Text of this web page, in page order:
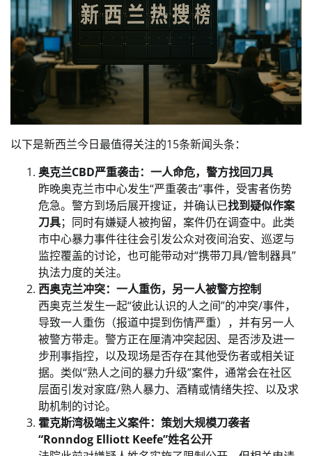
以下是新西兰今日最值得关注的15条新闻头条：
奥克兰CBD严重袭击：一人命危，警方找回刀具
昨晚奥克兰市中心发生“严重袭击”事件，受害者伤势
危急。警方到场后展开搜证，并确认已找到疑似作案
刀具；同时有嫌疑人被拘留，案件仍在调查中。此类
市中心暴力事件往往会引发公众对夜间治安、巡逻与
监控覆盖的讨论，也可能带动对“携带刀具/管制器具”
执法力度的关注。
西奥克兰冲突：一人重伤，另一人被警方控制
西奥克兰发生一起“彼此认识的人之间”的冲突/事件，
导致一人重伤（报道中提到伤情严重），并有另一人
被警方带走。警方正在厘清冲突起因、是否涉及进一
步刑事指控，以及现场是否存在其他受伤者或相关证
据。类似“熟人之间的暴力升级”案件，通常会在社区
层面引发对家庭/熟人暴力、酒精或情绪失控、以及求
助机制的讨论。
霍克斯湾极端主义案件：策划大规模刀袭者
“Ronndog Elliott Keefe”姓名公开